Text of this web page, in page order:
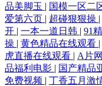
品美脚玉 | 国模一区二
爱第六页 | 超碰狠狠操 |
开 | 一本一道日韩 | 91
操 | 黄色精品在线观看 |
虎直播在线观看 | A片
品福利电影 | 国产精品
免费视频 | 丁香五月激